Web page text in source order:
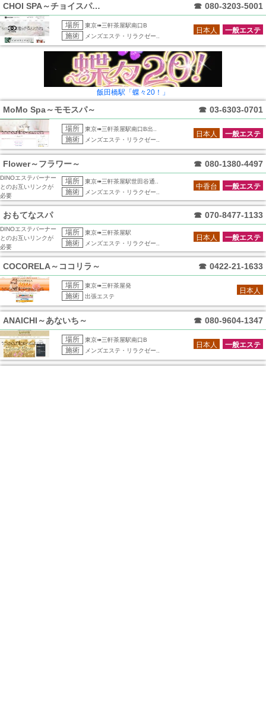
CHOI SPA～チョイスパ～ 三軒茶屋 ☎ 080-3203-5001
場所 東京➠三軒茶屋駅南口B
施術 メンズエステ・リラクゼー..
一般エステ
日本人
飯田橋駅「蝶々20！」
MoMo Spa～モモスパ～ ☎ 03-6303-0701
場所 東京➠三軒茶屋駅南口B出..
施術 メンズエステ・リラクゼー..
一般エステ
日本人
Flower～フラワー～ ☎ 080-1380-4497
DINOエステバーナー
とのお互いリンクが
必要
場所 東京➠三軒茶屋駅世田谷通..
施術 メンズエステ・リラクゼー..
一般エステ
中香台
おもてなスパ ☎ 070-8477-1133
DINOエステバーナー
とのお互いリンクが
必要
場所 東京➠三軒茶屋駅
施術 メンズエステ・リラクゼー..
一般エステ
日本人
COCORELA～ココリラ～ ☎ 0422-21-1633
場所 東京➠三軒茶屋発
施術 出張エステ
日本人
ANAICHI～あないち～ ☎ 080-9604-1347
場所 東京➠三軒茶屋駅南口B
施術 メンズエステ・リラクゼー..
一般エステ
日本人